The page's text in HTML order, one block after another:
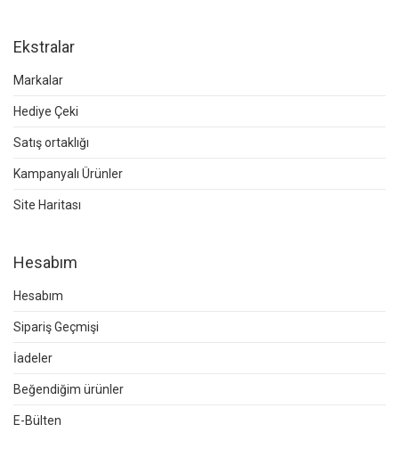
Ekstralar
Markalar
Hediye Çeki
Satış ortaklığı
Kampanyalı Ürünler
Site Haritası
Hesabım
Hesabım
Sipariş Geçmişi
İadeler
Beğendiğim ürünler
E-Bülten